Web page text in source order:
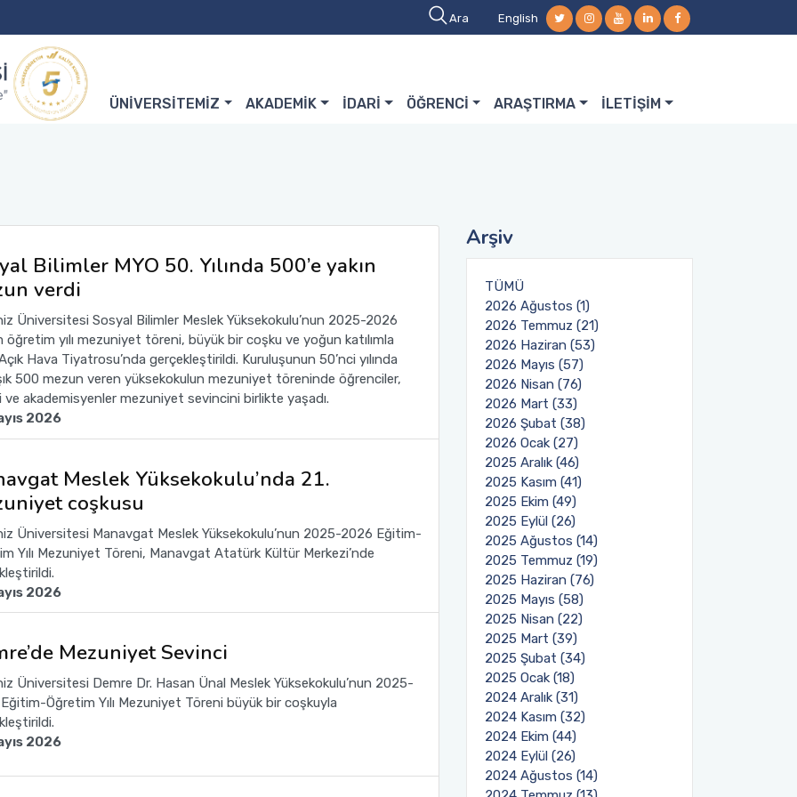
Ara English
ÜNİVERSİTEMİZ AKADEMİK İDARİ ÖĞRENCİ ARAŞTIRMA İLETİŞİM
Bilimler MYO 50. Yılında 500’e yakın
verdi
Üniversitesi Sosyal Bilimler Meslek Yüksekokulu’nun 2025-2026
öğretim yılı mezuniyet töreni, büyük bir coşku ve yoğun katılımla
Hava Tiyatrosu’nda gerçekleştirildi. Kuruluşunun 50’nci yılında
500 mezun veren yüksekokulun mezuniyet töreninde öğrenciler,
ve akademisyenler mezuniyet sevincini birlikte yaşadı.
2026
Meslek Yüksekokulu’nda 21.
coşkusu
Üniversitesi Manavgat Meslek Yüksekokulu’nun 2025-2026 Eğitim-
Yılı Mezuniyet Töreni, Manavgat Atatürk Kültür Merkezi’nde
2026
Mezuniyet Sevinci
Üniversitesi Demre Dr. Hasan Ünal Meslek Yüksekokulu’nun 2025-
Öğretim Yılı Mezuniyet Töreni büyük bir coşkuyla
2026
Arşiv
TÜMÜ
2026 Ağustos (1)
2026 Temmuz (21)
2026 Haziran (53)
2026 Mayıs (57)
2026 Nisan (76)
2026 Mart (33)
2026 Şubat (38)
2026 Ocak (27)
2025 Aralık (46)
2025 Kasım (41)
2025 Ekim (49)
2025 Eylül (26)
2025 Ağustos (14)
2025 Temmuz (19)
2025 Haziran (76)
2025 Mayıs (58)
2025 Nisan (22)
2025 Mart (39)
2025 Şubat (34)
2025 Ocak (18)
2024 Aralık (31)
2024 Kasım (32)
2024 Ekim (44)
2024 Eylül (26)
2024 Ağustos (14)